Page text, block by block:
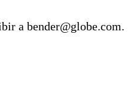
a bender@globe.com.